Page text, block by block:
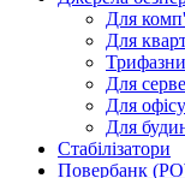
Для
Для
Для
Для офісу
Для
Стабілізатори
Повербанк